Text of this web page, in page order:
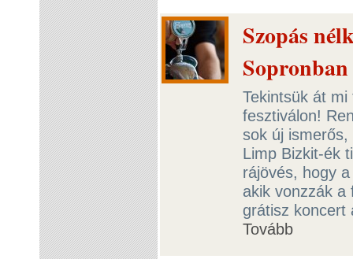
Szopás
Sopronban
Tekintsük át
fesztiválon!
sok új
Limp Bizkit-ék
rájövés, hogy
akik vonzzák a
grátisz koncert
Tovább